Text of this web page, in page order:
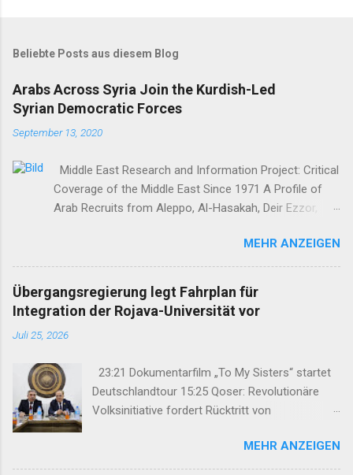
Beliebte Posts aus diesem Blog
Arabs Across Syria Join the Kurdish-Led
Syrian Democratic Forces
September 13, 2020
Middle East Research and Information Project: Critical
Coverage of the Middle East Since 1971 A Profile of
Arab Recruits from Aleppo, Al-Hasakah, Deir Ezzor,
Austin Holmes In: 295 (Summer 2020) I n 2012, as the
so-called Arab Spring protests in Damascus and
elsewhere in Syria descended into a brutal civil war,
President Bashar al-Asad withdrew his forces from
northern Syria to turn their guns on rebels in the south.
Into the vacuum stepped the Democratic Union Party
wing, the People’s Protection Units (Yekîneyên
Parastina Gel, or YPG)—which set up a rudimentary
Autonomous Administration in three cantons: Afrin,
Kobane and Jazira. Surrounded by enemies, the three
cantons that declared self-rule were not even
MEHR ANZEIGEN
Übergangsregierung legt Fahrplan für
Integration der Rojava-Universität vor
Juli 25, 2026
23:21 Dokumentarfilm „To My Sisters“ startet
Deutschlandtour 15:25 Qoser: Revolutionäre
Volksinitiative fordert Rücktritt von
Straflosigkeit verhindert Aufarbeitung des
Verschwindenlassens 12:57 Studie
MEHR ANZEIGEN